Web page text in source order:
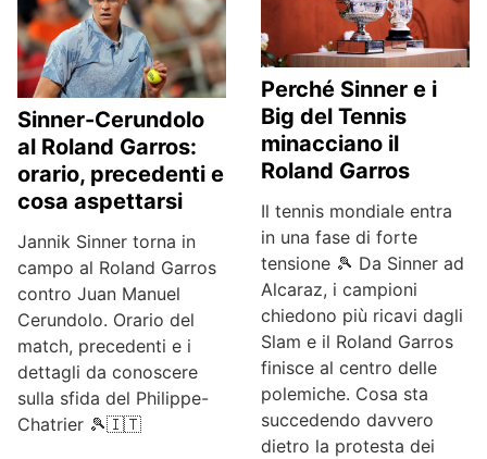
Sinner-Cerundolo
al Roland Garros:
orario, precedenti e
cosa aspettarsi
Jannik Sinner torna in
campo al Roland Garros
contro Juan Manuel
Cerundolo. Orario del
match, precedenti e i
dettagli da conoscere
sulla sfida del Philippe-
Chatrier 🎾🇮🇹
Perché Sinner e i
Big del Tennis
minacciano il
Roland Garros
Il tennis mondiale entra
in una fase di forte
tensione 🎾 Da Sinner ad
Alcaraz, i campioni
chiedono più ricavi dagli
Slam e il Roland Garros
finisce al centro delle
polemiche. Cosa sta
succedendo davvero
dietro la protesta dei